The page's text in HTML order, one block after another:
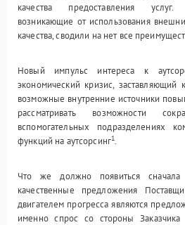
качества предоставления
возникающие от использования
качества, сводили на нет все
Новый импульс интереса к
экономический кризис, заставляющий
возможные внутренние источники
рассматривать возможности
вспомогательных подразделениях
функций на аутсорсинг1.
Что же должно появиться
качественные предложения
двигателем прогресса являются
именно спрос со стороны Заказчика